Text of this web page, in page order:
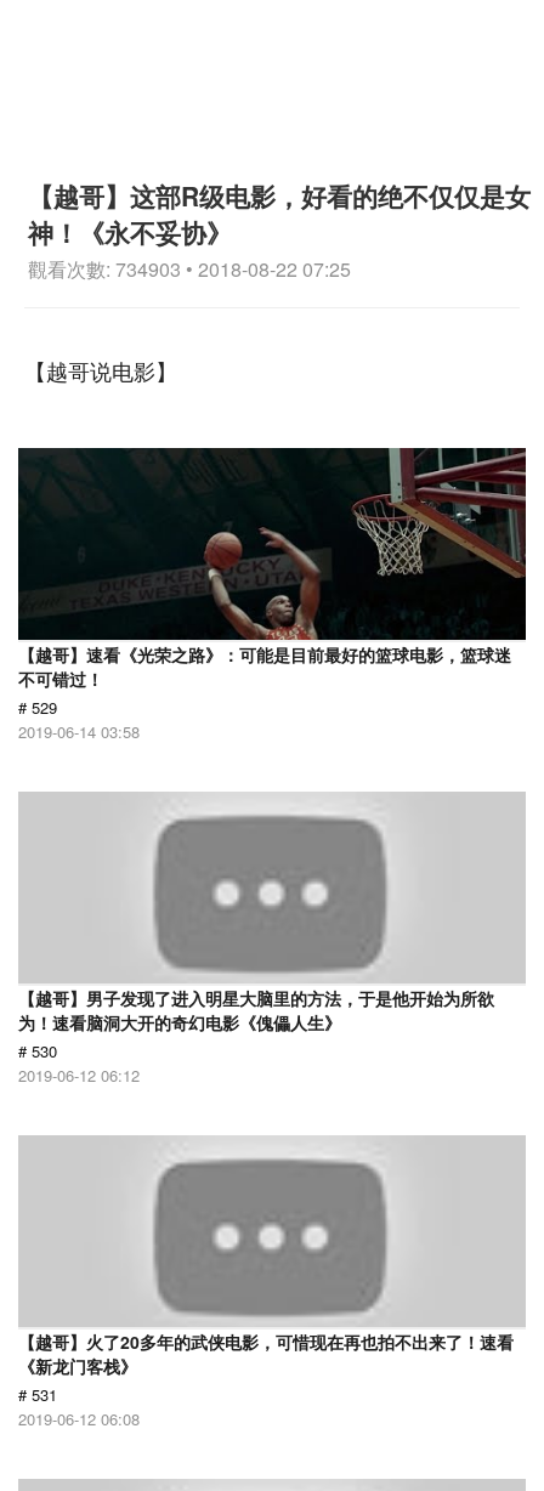
【越哥】这部R级电影，好看的绝不仅仅是女
神！《永不妥协》
觀看次數: 734903 • 2018-08-22 07:25
【越哥说电影】
【越哥】速看《光荣之路》：可能是目前最好的篮球电影，篮球迷
不可错过！
# 529
2019-06-14 03:58
【越哥】男子发现了进入明星大脑里的方法，于是他开始为所欲
为！速看脑洞大开的奇幻电影《傀儡人生》
# 530
2019-06-12 06:12
【越哥】火了20多年的武侠电影，可惜现在再也拍不出来了！速看
《新龙门客栈》
# 531
2019-06-12 06:08